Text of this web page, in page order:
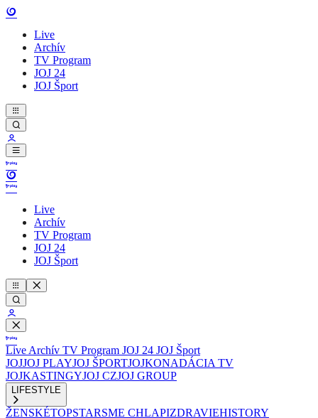
Live
Archív
TV Program
JOJ 24
JOJ Šport
Live
Archív
TV Program
JOJ 24
JOJ Šport
Live Archív TV Program JOJ 24 JOJ Šport
JOJJOJ PLAYJOJ ŠPORTJOJKONADÁCIA TV
JOJKASTINGYJOJ CZJOJ GROUP
LIFESTYLE
ŽENSKÉTOPSTARSME CHLAPIZDRAVIEHISTORY